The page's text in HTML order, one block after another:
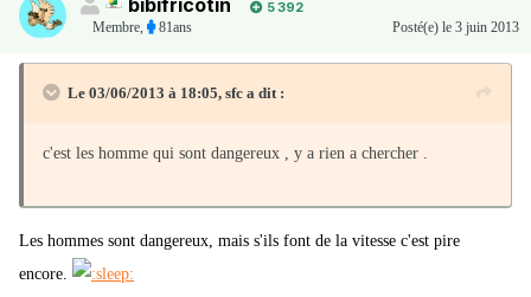
5 392
Membre
81ans Posté(e) le 3 juin 2013
Le 03/06/2013 à 18:05, sfc a dit :
c'est les homme qui sont dangereux , y a rien a chercher .
Les hommes sont dangereux, mais s'ils font de la vitesse c'est pire
encore.